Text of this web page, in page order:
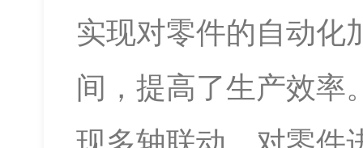
实现对零件的自动化
间，提高了生产效率